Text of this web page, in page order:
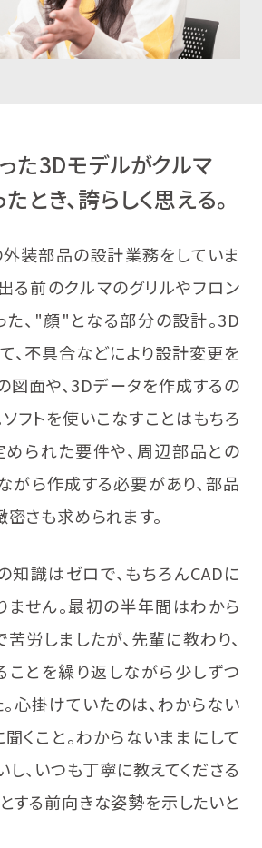
た3Dモデルがクルマ
とき、誇らしく思える。
外装部品の設計業務をしていま
る前のクルマのグリルやフロン
た、"顔"となる部分の設計。3D
、不具合などにより設計変更を
図面や、3Dデータを作成するの
フトを使いこなすことはもちろ
められた要件や、周辺部品との
がら作成する必要があり、部品
さも求められます。
知識はゼロで、もちろんCADに
ません。最初の半年間はわから
労しましたが、先輩に教わり、
ことを繰り返しながら少しずつ
心掛けていたのは、わからない
くこと。わからないままにして
、いつも丁寧に教えてくださる
する前向きな姿勢を示したいと